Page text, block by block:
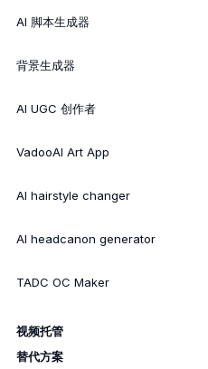
AI 脚本生成器
背景生成器
AI UGC 创作者
VadooAI Art App
AI hairstyle changer
AI headcanon generator
TADC OC Maker
视频托管
替代方案